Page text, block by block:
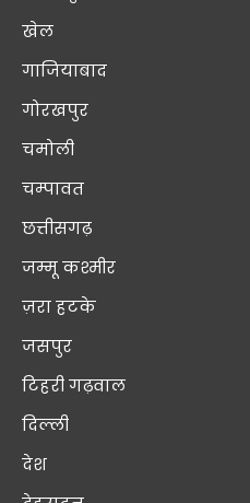
खेल
गाजियाबाद
गोरखपुर
चमोली
चम्पावत
छत्तीसगढ़
जम्मू कश्मीर
ज़रा हटके
जसपुर
टिहरी गढ़वाल
दिल्ली
देश